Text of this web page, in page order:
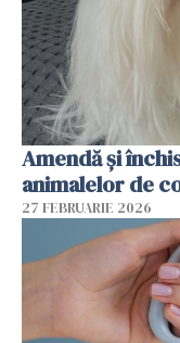
Amendă și
animalelor de
27 FEBRUARIE 2026